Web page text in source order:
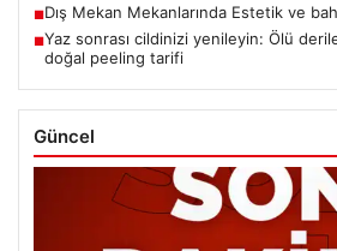
■Dış Mekan Mekanlarında Estetik ve
■Yaz sonrası cildinizi yenileyin: Ölü
doğal peeling tarifi
Güncel